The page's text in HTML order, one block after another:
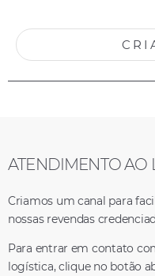
ATENDIMENTO AO
Criamos um canal para
nossas revendas
Para entrar em contato
logística, clique no botão